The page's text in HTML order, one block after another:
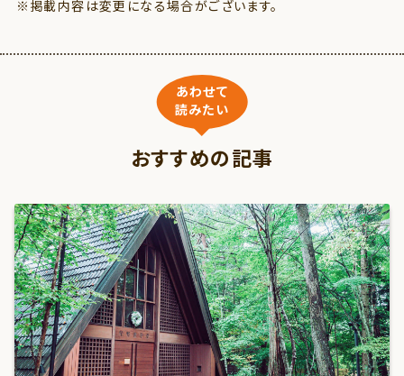
※掲載内容は変更になる場合がございます。
おすすめの記事
あわせて
読みたい